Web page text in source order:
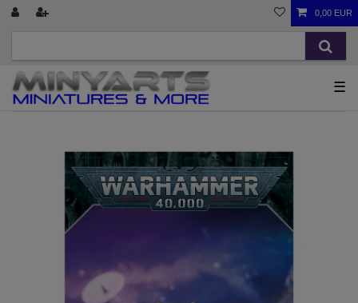
0,00 EUR
☰